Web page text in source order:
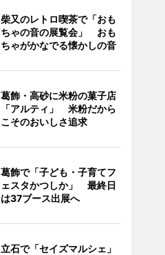
柴又のレトロ喫茶で「おも
ちゃの音の展覧会」 おも
ちゃがかなでる懐かしの音
葛飾・高砂に米粉の菓子店
「アルティ」 米粉だから
こそのおいしさ追求
葛飾で「子ども・子育てフ
ェスタかつしか」 最終日
は37ブース出展へ
立石で「セイズマルシェ」